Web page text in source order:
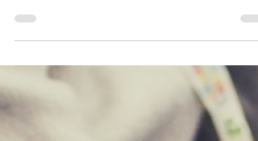
Składek Ubezpieczeniowych (National
oraz Opłacie...